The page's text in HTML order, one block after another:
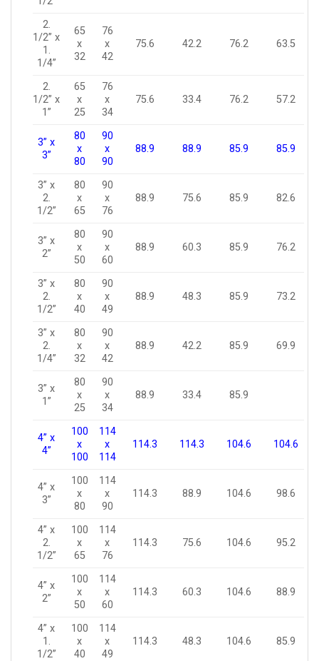
2.
1/2” x
1.
1/4”
65
x
32
76
x
42
75.6 42.2 76.2 63.5
2.
1/2” x
1”
65
x
25
76
x
34
75.6 33.4 76.2 57.2
3” x
3”
80
x
80
90
x
90
88.9 88.9 85.9 85.9
3” x
2.
1/2”
80
x
65
90
x
76
88.9 75.6 85.9 82.6
3” x
2”
80
x
50
90
x
60
88.9 60.3 85.9 76.2
3” x
2.
1/2”
80
x
40
90
x
49
88.9 48.3 85.9 73.2
3” x
2.
1/4”
80
x
32
90
x
42
88.9 42.2 85.9 69.9
3” x
1”
80
x
25
90
x
34
88.9 33.4 85.9
4” x
4”
100
x
100
114
x
114
114.3 114.3 104.6 104.6
4” x
3”
100
x
80
114
x
90
114.3 88.9 104.6 98.6
4” x
2.
1/2”
100
x
65
114
x
76
114.3 75.6 104.6 95.2
4” x
2”
100
x
50
114
x
60
114.3 60.3 104.6 88.9
4” x
1.
1/2”
100
x
40
114
x
49
114.3 48.3 104.6 85.9